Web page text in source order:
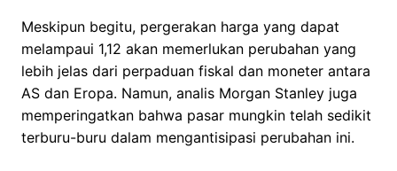
Meskipun begitu, pergerakan harga yang dapat
melampaui 1,12 akan memerlukan perubahan yang
lebih jelas dari perpaduan fiskal dan moneter antara
AS dan Eropa. Namun, analis Morgan Stanley juga
memperingatkan bahwa pasar mungkin telah sedikit
terburu-buru dalam mengantisipasi perubahan ini.